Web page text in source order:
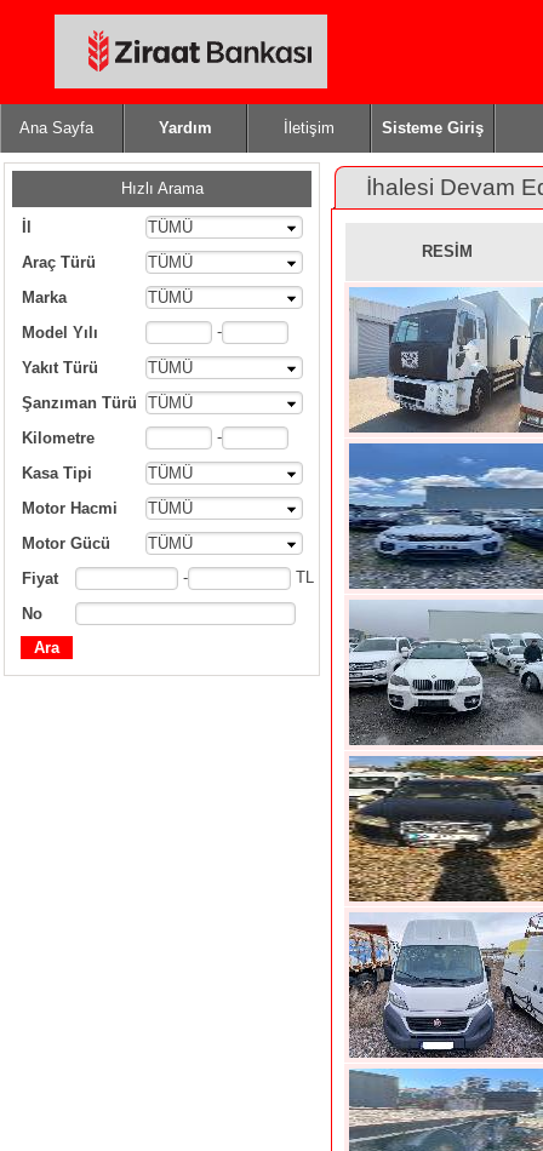
Ana Sayfa Yardım İletişim Sisteme Giriş
Hızlı Arama
TÜMÜ
Araç Türü
TÜMÜ
Marka
TÜMÜ
Model Yılı
-
Yakıt Türü
TÜMÜ
Şanzıman Türü
TÜMÜ
Kilometre
-
Kasa Tipi
TÜMÜ
Motor Hacmi
TÜMÜ
Motor Gücü
TÜMÜ
Fiyat
- TL
No
İhalesi Devam
RESİM